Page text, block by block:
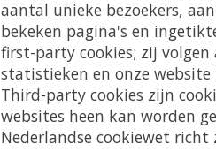
aantal unieke bezoekers,
bekeken pagina's en
first-party cookies; zij volgen
statistieken en onze
Third-party cookies zijn
websites heen kan worden
Nederlandse cookiewet